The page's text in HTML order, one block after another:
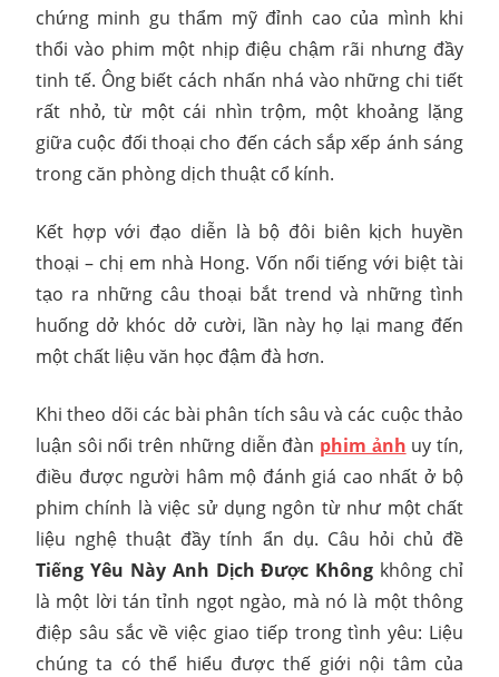
chứng minh gu thẩm mỹ đỉnh cao của mình khi
thổi vào phim một nhịp điệu chậm rãi nhưng đầy
tinh tế. Ông biết cách nhấn nhá vào những chi tiết
rất nhỏ, từ một cái nhìn trộm, một khoảng lặng
giữa cuộc đối thoại cho đến cách sắp xếp ánh sáng
trong căn phòng dịch thuật cổ kính.
Kết hợp với đạo diễn là bộ đôi biên kịch huyền
thoại – chị em nhà Hong. Vốn nổi tiếng với biệt tài
tạo ra những câu thoại bắt trend và những tình
huống dở khóc dở cười, lần này họ lại mang đến
một chất liệu văn học đậm đà hơn.
Khi theo dõi các bài phân tích sâu và các cuộc thảo
luận sôi nổi trên những diễn đàn phim ảnh uy tín,
điều được người hâm mộ đánh giá cao nhất ở bộ
phim chính là việc sử dụng ngôn từ như một chất
liệu nghệ thuật đầy tính ẩn dụ. Câu hỏi chủ đề
Tiếng Yêu Này Anh Dịch Được Không không chỉ
là một lời tán tỉnh ngọt ngào, mà nó là một thông
điệp sâu sắc về việc giao tiếp trong tình yêu: Liệu
chúng ta có thể hiểu được thế giới nội tâm của